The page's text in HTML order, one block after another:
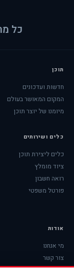
כל
תוכן
חדשות ועדכונים
המקום המאושר בעולם
מיומנו של יוצר תוכן
כלים ושירותים
כלים ליצירת תוכן
ציוד מומלץ
רואה חשבון
פורטל משפטי
אודות
מי אנחנו
צור קשר